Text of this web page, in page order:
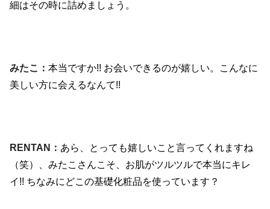
細はその時に詰めましょう。
みたこ： 本当ですか!! お会いできるのが嬉しい。こんなに
美しい方に会えるなんて!!
RENTAN： あら、とっても嬉しいこと言ってくれますね
（笑）、みたこさんこそ、お肌がツルツルで本当にキレ
イ !! ちなみにどこの基礎化粧品を使っています？